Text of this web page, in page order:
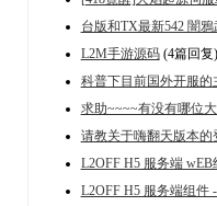
台版和TX最新542 闇
L2M手游源码(4篇回复)
科普下目前国外开服的
求助~~~~有没有哪位
请教关于嗨翻天版本的
L2OFF H5 服务端
L2OFF H5 服务端组件